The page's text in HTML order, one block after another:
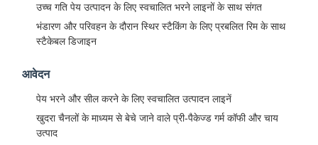
उच्च गति पेय उत्पादन के लिए स्वचालित भरने लाइनों के साथ संगत
भंडारण और परिवहन के दौरान स्थिर स्टैकिंग के लिए प्रबलित रिम के साथ
स्टैकेबल डिजाइन
आवेदन
पेय भरने और सील करने के लिए स्वचालित उत्पादन लाइनें
खुदरा चैनलों के माध्यम से बेचे जाने वाले प्री-पैकेज्ड गर्म कॉफी और चाय
उत्पाद